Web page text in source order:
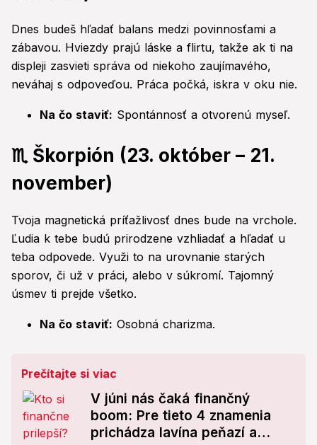
Dnes budeš hľadať balans medzi povinnosťami a
zábavou. Hviezdy prajú láske a flirtu, takže ak ti na
displeji zasvieti správa od niekoho zaujímavého,
neváhaj s odpoveďou. Práca počká, iskra v oku nie.
Na čo staviť: Spontánnosť a otvorenú myseľ.
♏ Škorpión (23. október – 21.
november)
Tvoja magnetická príťažlivosť dnes bude na vrchole.
Ľudia k tebe budú prirodzene vzhliadať a hľadať u
teba odpovede. Využi to na urovnanie starých
sporov, či už v práci, alebo v súkromí. Tajomný
úsmev ti prejde všetko.
Na čo staviť: Osobná charizma.
Prečítajte si viac
V júni nás čaká finančný
boom: Pre tieto 4 znamenia
prichádza lavína peňazí a